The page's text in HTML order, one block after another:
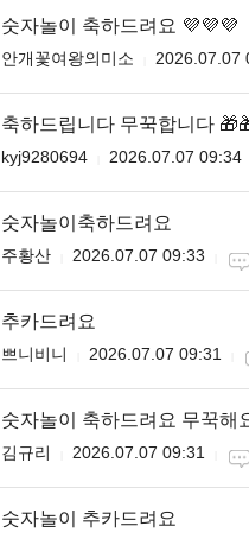
숫자놀이 축하드려요 💜💜💜
안개꽃여왕의미소 2026.07.07
축하드립니다 무꾹합니다
kyj9280694 2026.07.07 09:34
숫자놀이축하드려요
주황산 2026.07.07 09:33
추카드려요
쁘니비니 2026.07.07 09:31
숫자놀이 축하드려요 무꾹해
김규리 2026.07.07 09:31
숫자놀이 추카드려요